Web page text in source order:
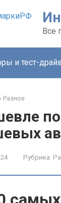
Все
и тест-
Разное
Рубрика: